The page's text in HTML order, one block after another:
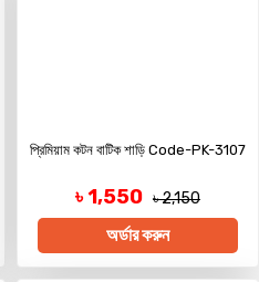
প্রিমিয়াম কটন বাটিক শাড়ি Code-PK-3107
৳ 1,550 ৳ 2,150
অর্ডার করুন